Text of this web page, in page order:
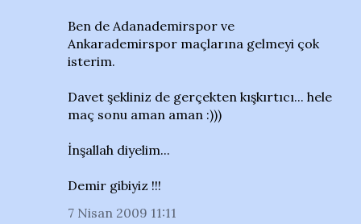
Ben de Adanademirspor ve
Ankarademirspor maçlarına gelmeyi çok
isterim.
Davet şekliniz de gerçekten kışkırtıcı... hele
maç sonu aman aman :)))
İnşallah diyelim...
Demir gibiyiz !!!
7 Nisan 2009 11:11